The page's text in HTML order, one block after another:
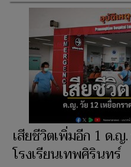
เสียชีวิตเพิ่มอีก 1 ด.ญ
โรงเรียนเทพศิรินทร์